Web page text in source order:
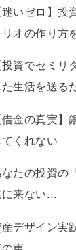
迷いゼロ】
リオの作り方
投資でセミ
た生活を送る
借金の真実
てくれない
なたの投資の
来ない...
産デザイン実